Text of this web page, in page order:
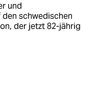
und
schwedischen
der jetzt 82-jährig